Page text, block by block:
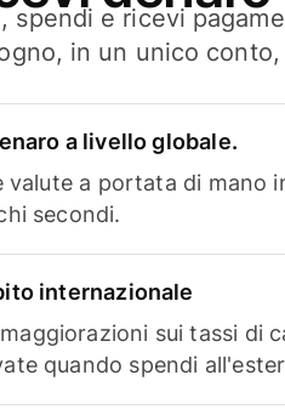
spendi e ricevi
in un unico
a livello globale.
valute a portata di mano
secondi.
internazionale
sui tassi di
quando spendi